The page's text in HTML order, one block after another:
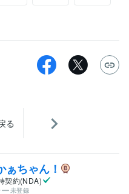
る
ちゃん！
契約(NDA)
未登録